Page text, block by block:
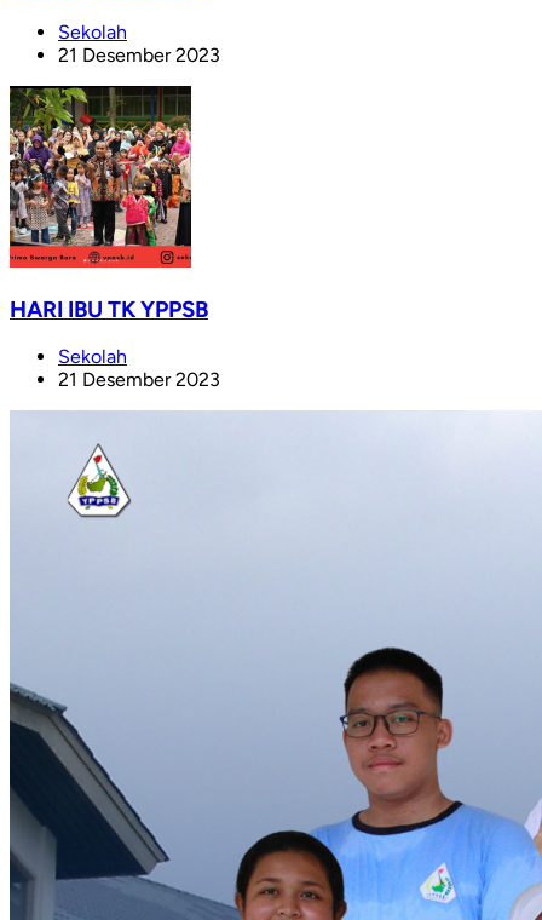
Sekolah
21 Desember 2023
HARI IBU TK YPPSB
Sekolah
21 Desember 2023